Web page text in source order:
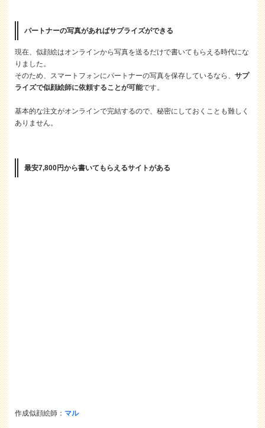
パートナーの写真があればサプライズができる
現在、似顔絵はオンラインから写真を送るだけで書いてもらえる時代にな
りました。
そのため、スマートフォンにパートナーの写真を保存しているなら、サプ
ライズで似顔絵師に依頼することが可能です。
基本的な注文がオンラインで完結するので、秘密にしておくことも難しく
ありません。
最安7,800円から書いてもらえるサイトがある
作成似顔絵師： マル